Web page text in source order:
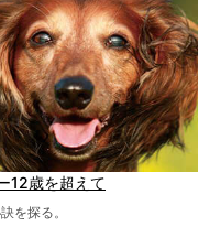
12歳を超えて
を探る。